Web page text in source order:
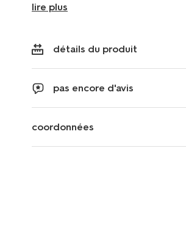
lire plus
détails du produit
pas encore d'avis
coordonnées